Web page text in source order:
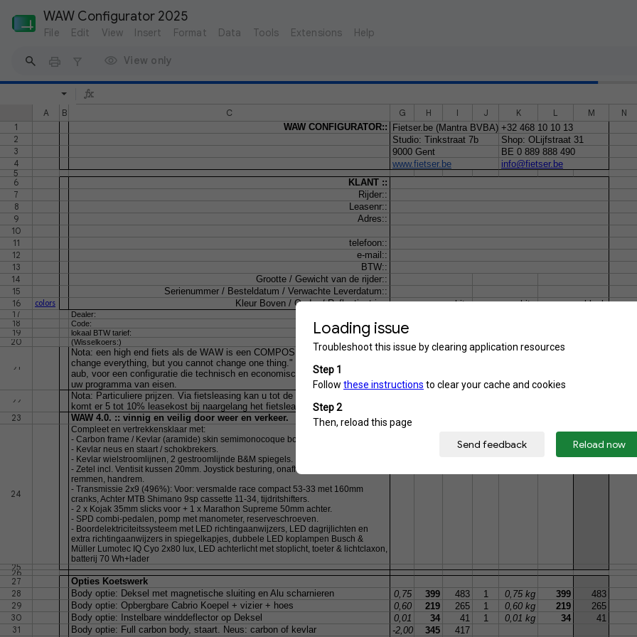
WAW Configurator 2025
File Edit View Insert Format Data Tools Extensions Help
View only
A B C G H I J K L M
N
1
WAW CONFIGURATOR:: Fietser.be (Mantra BVBA) +32 468 10 10 13
2
Studio: Tinkstraat 7b
Shop: OLijfstraat 31
3
9000 Gent
BE 0 889 888 490
4
www.fietser.be
info@fietser.be
5
6
KLANT ::
7
Rijder::
8
Leasenr::
9
Adres::
10
11
telefoon::
12
e-mail::
13
BTW::
14
Grootte / Gewicht van de rijder::
15
Serienummer / Besteldatum / Verwachte Leverdatum::
16
colors Kleur Boven / Onder / Reflectiestrip:: white white
black
17
Dealer:
18 Code: 1
19 lokaal BTW tarief: 21,00%
20 (Wisselkoers:) 1 Fill in Your Currency
21
Nota: een high end fiets als de WAW is een COMPOSITIE. "You can
change everything, but you cannot change one thing." Vraag ons advies,
aub, voor een configuratie die technisch en economisch het beste past bij
uw programma van eisen.
Wt Price Incl Sel Weight Sel
22
Nota: Particuliere prijzen. Via fietsleasing kan u tot de helft besparen maar
komt er 5 tot 10% leasekost bij naargelang het fietsleasingbedrijf.
23
WAW 4.0. :: vinnig en veilig door weer en verkeer. 29,50
24
Compleet en vertrekkensklaar met:
- Carbon frame / Kevlar (aramide) skin semimonocoque body,
- Kevlar neus en staart / schokbrekers.
- Kevlar wielstroomlijnen, 2 gestroomlijnde B&M spiegels.
- Zetel incl. Ventisit kussen 20mm. Joystick besturing, onafhankelijke 70mm
remmen, handrem.
- Transmissie 2x9 (496%): Voor: versmalde race compact 53-33 met 160mm
cranks, Achter MTB Shimano 9sp cassette 11-34, tijdritshifters.
- 2 x Kojak 35mm slicks voor + 1 x Marathon Supreme 50mm achter.
- SPD combi-pedalen, pomp met manometer, reserveschroeven.
- Boordelektriciteitssysteem met LED richtingaanwijzers, LED dagrijlichten en
extra richtingaanwijzers in spiegelkapjes, dubbele LED koplampen Busch &
Müller Lumotec IQ Cyo 2x80 lux, LED achterlicht met stoplicht, toeter & lichtclaxon,
batterij 70 Wh+lader
25
26
27
Opties Koetswerk
28
Body optie: Deksel met magnetische sluiting en Alu scharnieren 0,75 399 483 1 0,75 kg 399
483
29
Body optie: Opbergbare Cabrio Koepel + vizier + hoes 0,60 219 265 1 0,60 kg 219
265
30
Body optie: Instelbare winddeflector op Deksel 0,01 34 41 1 0,01 kg 34
41
31
Body optie: Full carbon body, staart. Neus: carbon of kevlar -2,00 345
417